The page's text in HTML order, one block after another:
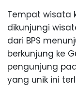
Tempat wisata
dikunjungi
dari BPS
berkunjung ke
pengunjung
yang unik ini